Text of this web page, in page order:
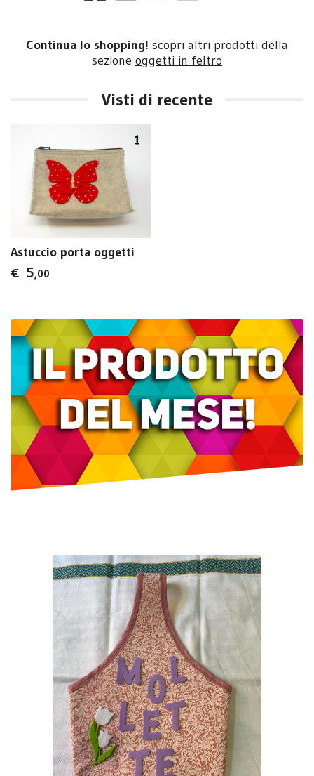
Continua lo shopping! scopri altri prodotti della
sezione oggetti in feltro
Visti di recente
Astuccio porta oggetti
€ 5,00